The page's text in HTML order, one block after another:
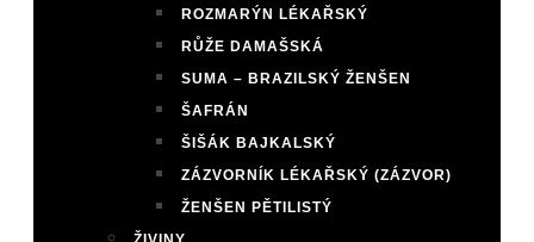
ROZMARÝN LÉKAŘSKÝ
RŮŽE DAMAŠSKÁ
SUMA – BRAZILSKÝ ŽENŠEN
ŠAFRÁN
ŠIŠÁK BAJKALSKÝ
ZÁZVORNÍK LÉKAŘSKÝ (ZÁZVOR)
ŽENŠEN PĚTILISTÝ